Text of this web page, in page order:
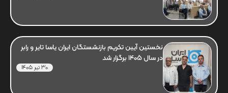
نخستین آیین تکریم بازنشستگان ایران یاسا تایر و رابر
در سال 1405 برگزار شد
30 تیر 1405